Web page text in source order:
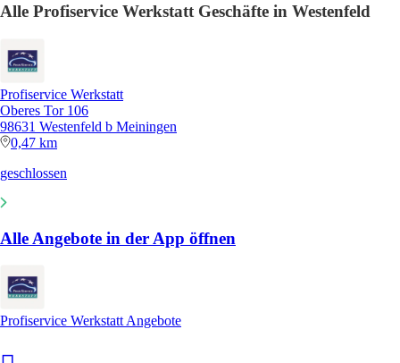
Alle Profiservice Werkstatt Geschäfte in Westenfeld
Profiservice Werkstatt
Oberes Tor 106
98631 Westenfeld b Meiningen
0,47 km
geschlossen
Alle Angebote in der App öffnen
Profiservice Werkstatt Angebote